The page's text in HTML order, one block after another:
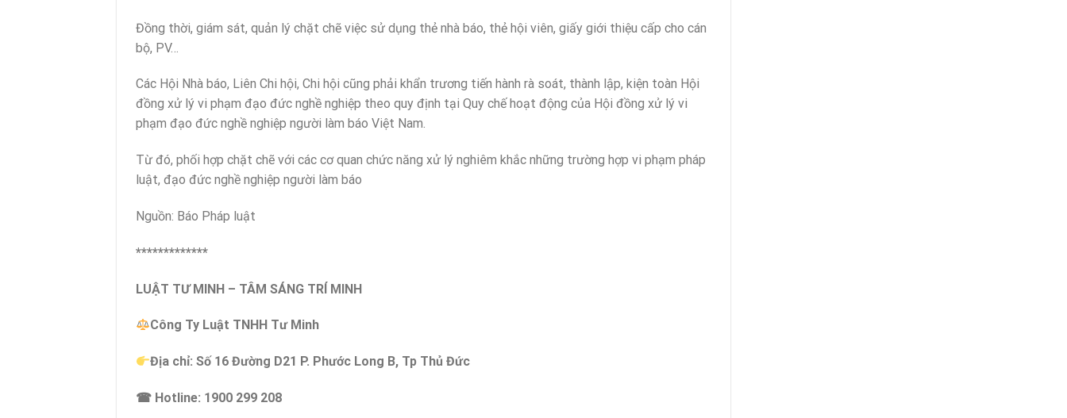
Đồng thời, giám sát, quản lý chặt chẽ việc sử dụng thẻ nhà báo, thẻ hội viên, giấy giới thiệu cấp cho cán
bộ, PV…
Các Hội Nhà báo, Liên Chi hội, Chi hội cũng phải khẩn trương tiến hành rà soát, thành lập, kiện toàn Hội
đồng xử lý vi phạm đạo đức nghề nghiệp theo quy định tại Quy chế hoạt động của Hội đồng xử lý vi
phạm đạo đức nghề nghiệp người làm báo Việt Nam.
Từ đó, phối hợp chặt chẽ với các cơ quan chức năng xử lý nghiêm khắc những trường hợp vi phạm pháp
luật, đạo đức nghề nghiệp người làm báo
Nguồn: Báo Pháp luật
*************
LUẬT TƯ MINH – TÂM SÁNG TRÍ MINH
Công Ty Luật TNHH Tư Minh
Địa chỉ: Số 16 Đường D21 P. Phước Long B, Tp Thủ Đức
☎ Hotline: 1900 299 208